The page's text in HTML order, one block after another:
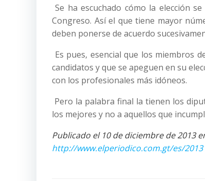
Se ha escuchado cómo la elección
Congreso. Así el que tiene mayor
deben ponerse de acuerdo
Es pues, esencial que los miembros
candidatos y que se apeguen en su
con los profesionales más idóneos.
Pero la palabra final la tienen los
los mejores y no a aquellos que
Publicado el 10 de diciembre de 2013
http://www.elperiodico.com.gt/es/